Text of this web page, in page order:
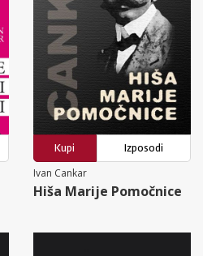
Kupi
Izposodi
Ivan Cankar
Hiša Marije Pomočnice